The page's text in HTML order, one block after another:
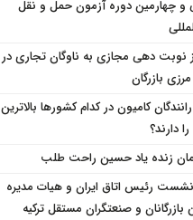
چهارمین دوره آزمون حمل و نقل
نوبت دهی مجازی به ناوگان تجاری در
مرزی بازرگان
کامیون در کدام کشورها بالاترین
دارند؟
زنده یاد حسین راحت طلب
رئیس اتاق ایران و هیات مدیره
بازرگانان و صنعتگران مستقل ترکیه